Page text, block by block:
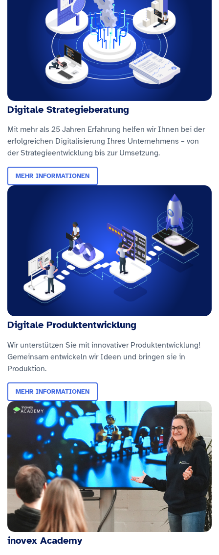
Digitale Strategieberatung
Mit mehr als 25 Jahren Erfahrung helfen wir Ihnen bei der
erfolgreichen Digitalisierung Ihres Unternehmens – von
der Strategieentwicklung bis zur Umsetzung.
MEHR INFORMATIONEN
Digitale Produktentwicklung
Wir unterstützen Sie mit innovativer Produktentwicklung!
Gemeinsam entwickeln wir Ideen und bringen sie in
Produktion.
MEHR INFORMATIONEN
inovex Academy